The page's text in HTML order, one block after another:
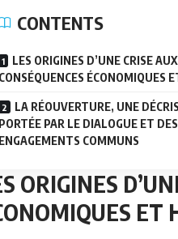
CONTENTS
LES ORIGINES D’UNE CRISE AUX
CONSÉQUENCES ÉCONOMIQUES
LA RÉOUVERTURE, UNE
PORTÉE PAR LE DIALOGUE ET DES
ENGAGEMENTS COMMUNS
ORIGINES
ET